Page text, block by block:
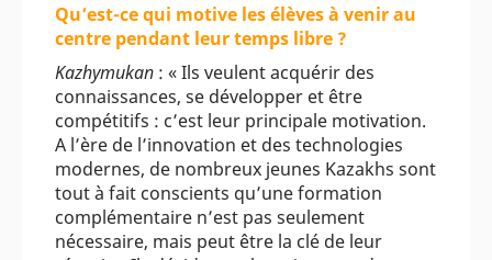
Qu’est-ce qui motive les élèves à venir au
centre pendant leur temps libre ?
Kazhymukan : « Ils veulent acquérir des
connaissances, se développer et être
compétitifs : c’est leur principale motivation.
A l’ère de l’innovation et des technologies
modernes, de nombreux jeunes Kazakhs sont
tout à fait conscients qu’une formation
complémentaire n’est pas seulement
nécessaire, mais peut être la clé de leur